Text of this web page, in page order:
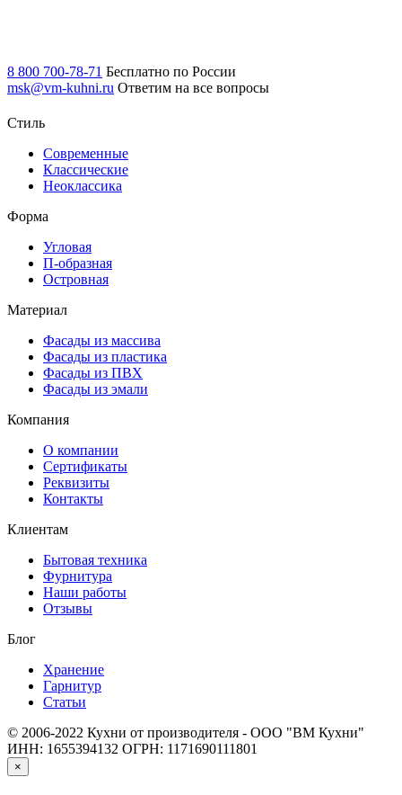
8 800 700-78-71 Бесплатно по России
msk@vm-kuhni.ru Ответим на все вопросы
Стиль
Современные
Классические
Неоклассика
Форма
Угловая
П-образная
Островная
Материал
Фасады из массива
Фасады из пластика
Фасады из ПВХ
Фасады из эмали
Компания
О компании
Сертификаты
Реквизиты
Контакты
Клиентам
Бытовая техника
Фурнитура
Наши работы
Отзывы
Блог
Хранение
Гарнитур
Статьи
© 2006-2022 Кухни от производителя - ООО "ВМ Кухни"
ИНН: 1655394132 ОГРН: 1171690111801
×